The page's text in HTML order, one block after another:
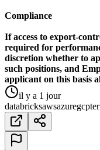
Compliance
If access to export-
required for
discretion whether to
such positions, and
applicant on this basis
il y a 1 jour
databricksawsazuregcp